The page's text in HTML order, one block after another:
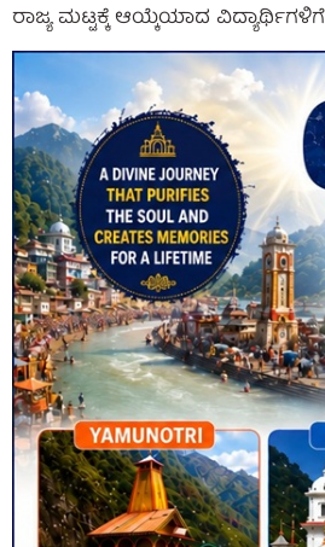
ರಾಜ್ಯ ಮಟ್ಟಕ್ಕೆ ಆಯ್ಕೆಯಾದ